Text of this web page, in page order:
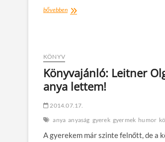
bővebbenANYA-
KÖNYV
Könyvajánló: Leitner
anya lettem!
2014.07.17.
anya anyaság gyerek gyermek humor
A gyerekem már szinte felnőtt, de a